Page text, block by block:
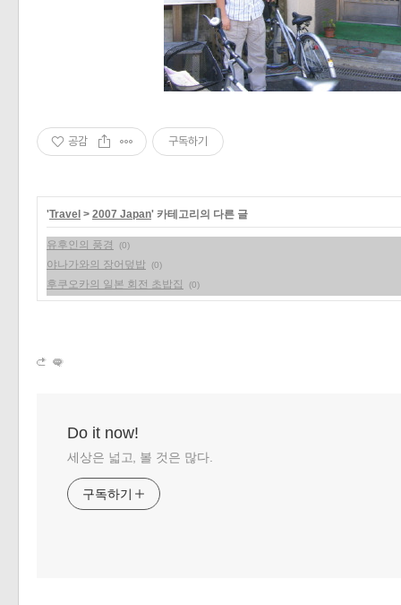
공감 구독하기
'Travel > 2007 Japan' 카테고리의 다른 글
유후인의 풍경 (0)
야나가와의 장어덮밥 (0)
후쿠오카의 일본 회전 초밥집 (0)
Do it now!
세상은 넓고, 볼 것은 많다.
구독하기